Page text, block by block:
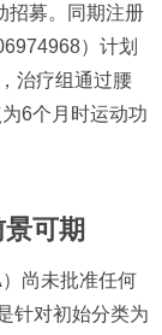
招募。同期注册
）计划
治疗组通过腰
6个月时运动功
可期
尚未批准任何
针对初始分类为